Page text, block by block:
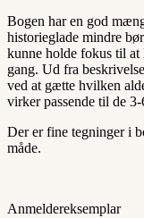
Bogen har en god
historieglade mindre
kunne holde fokus til at
gang. Ud fra
ved at gætte hvilken
virker passende til de 3-
Der er fine tegninger i
måde.
Anmeldereksemplar